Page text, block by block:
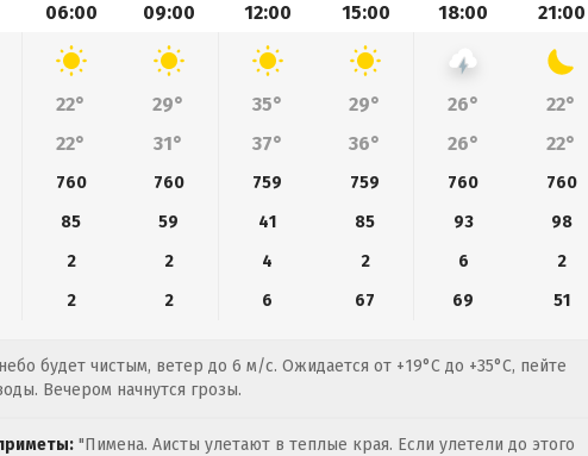
06:00 09:00 12:00 15:00 18:00 21:00
22° 29° 35° 29° 26°
22°
22° 31° 37° 36° 26° 22°
760 760 759 759 760
760
85 59 41 85 93
98
2 2 4 2 6
2
2 2 6 67 69 51
будет чистым, ветер до 6 м/с. Ожидается от +19°C до +35°C, пейте
Вечером начнутся грозы.
"Пимена. Аисты улетают в теплые края. Если улетели до этого